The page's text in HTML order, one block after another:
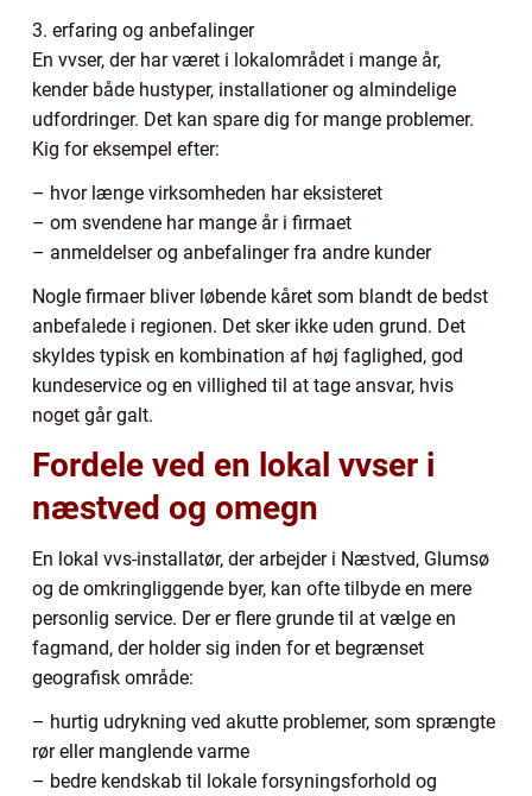
3. erfaring og anbefalinger
En vvser, der har været i lokalområdet i mange år,
kender både hustyper, installationer og almindelige
udfordringer. Det kan spare dig for mange problemer.
Kig for eksempel efter:
– hvor længe virksomheden har eksisteret
– om svendene har mange år i firmaet
– anmeldelser og anbefalinger fra andre kunder
Nogle firmaer bliver løbende kåret som blandt de bedst
anbefalede i regionen. Det sker ikke uden grund. Det
skyldes typisk en kombination af høj faglighed, god
kundeservice og en villighed til at tage ansvar, hvis
noget går galt.
Fordele ved en lokal vvser i
næstved og omegn
En lokal vvs-installatør, der arbejder i Næstved, Glumsø
og de omkringliggende byer, kan ofte tilbyde en mere
personlig service. Der er flere grunde til at vælge en
fagmand, der holder sig inden for et begrænset
geografisk område:
– hurtig udrykning ved akutte problemer, som sprængte
rør eller manglende varme
– bedre kendskab til lokale forsyningsforhold og